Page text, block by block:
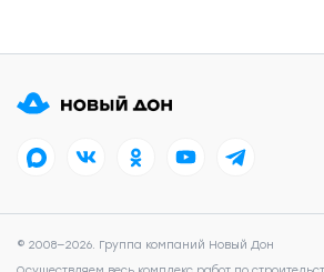
© 2008—2026. Группа компаний Новый Дон